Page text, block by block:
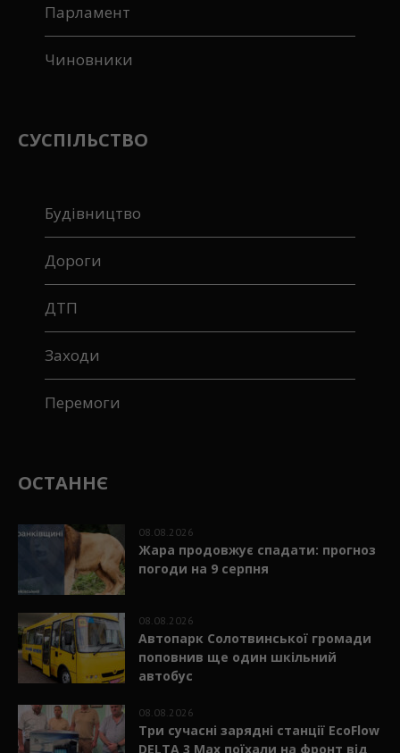
Парламент
Чиновники
СУСПІЛЬСТВО
Будівництво
Дороги
ДТП
Заходи
Перемоги
ОСТАННЄ
08.08.2026
Жара продовжує спадати: прогноз
погоди на 9 серпня
08.08.2026
Автопарк Солотвинської громади
поповнив ще один шкільний
автобус
08.08.2026
Три сучасні зарядні станції EcoFlow
DELTA 3 Max поїхали на фронт від